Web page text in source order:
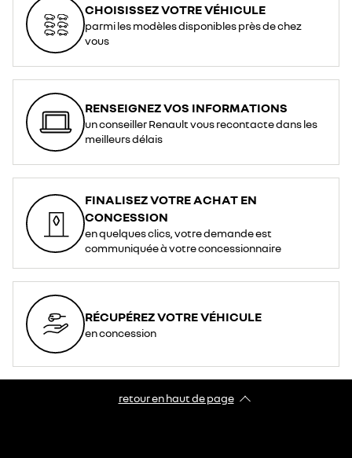
CHOISISSEZ VOTRE VÉHICULE
parmi les modèles disponibles près de chez
vous
RENSEIGNEZ VOS INFORMATIONS
un conseiller Renault vous recontacte dans les
meilleurs délais
FINALISEZ VOTRE ACHAT EN
CONCESSION
en quelques clics, votre demande est
communiquée à votre concessionnaire
RÉCUPÉREZ VOTRE VÉHICULE
en concession
retour en haut de page​